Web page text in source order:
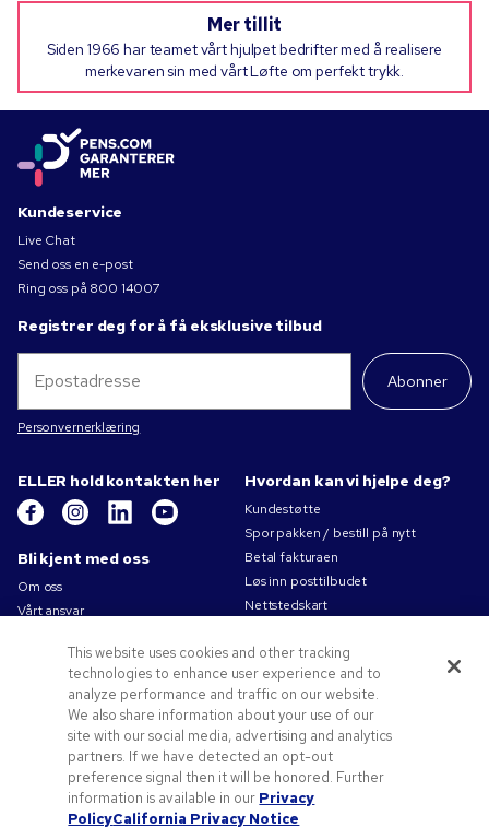
Mer tillit
Siden 1966 har teamet vårt hjulpet bedrifter med å realisere
merkevaren sin med vårt Løfte om perfekt trykk.
Kundeservice
Live Chat
Send oss en e-post
Ring oss på 800 14007
Registrer deg for å få eksklusive tilbud
Abonner
Personvernerklæring
ELLER hold kontakten her
Bli kjent med oss
Om oss
Vårt ansvar
Bruksvilkår
Salgsbetingelser
Jobb for Pens.com
Tilbud og ressurser
Profileringsartikler
Kampanjekoder og -kuponger
Tips til logo
Hvordan kan vi hjelpe deg?
Kundestøtte
Spor pakken / bestill på nytt
Betal fakturaen
Løs inn posttilbudet
Nettstedskart
This website uses cookies and other tracking
technologies to enhance user experience and to
analyze performance and traffic on our website.
We also share information about your use of our
site with our social media, advertising and analytics
partners. If we have detected an opt-out
preference signal then it will be honored. Further
information is available in our Privacy
PolicyCalifornia Privacy Notice